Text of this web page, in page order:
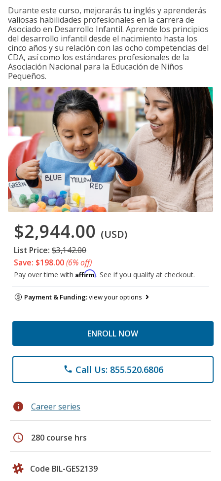
Durante este curso, mejorarás tu inglés y aprenderás
valiosas habilidades profesionales en la carrera de
Asociado en Desarrollo Infantil. Aprende los principios
del desarrollo infantil desde el nacimiento hasta los
cinco años y su relación con las ocho competencias del
CDA, así como los estándares profesionales de la
Asociación Nacional para la Educación de Niños
Pequeños.
$2,944.00 (USD)
List Price: $3,142.00
Save: $198.00(6% off)
Pay over time with Affirm. See if you qualify at checkout.
Payment & Funding:view your options
ENROLL NOW
phone Call Us: 855.520.6806
info Career series
schedule 280 course hrs
Code BIL-GES2139